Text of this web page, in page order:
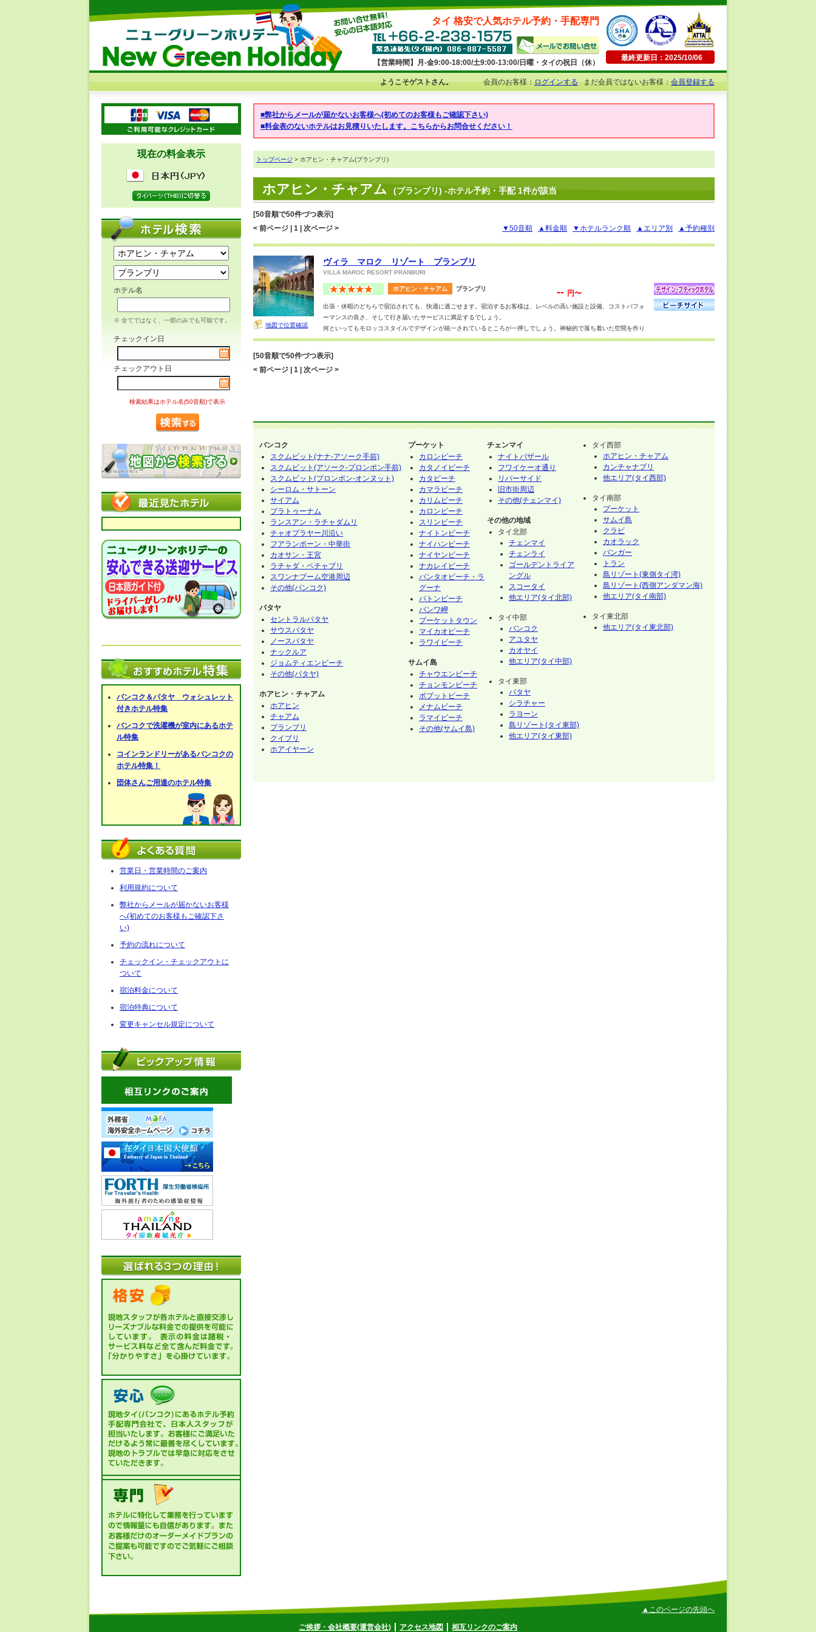
タイ 格安で人気ホテル予約・手配専門
【営業時間】月-金9:00-18:00/土9:00-13:00/日曜・タイの祝日（休）
最終更新日：2025/10/06
ようこそゲストさん。 会員のお客様：ログインするまだ会員ではないお客様：会員登録する
現在の料金表示
ホテル名
※ 全てではなく、一部のみでも可能です。
チェックイン日
チェックアウト日
検索結果はホテル名(50音順)で表示
バンコク＆パタヤ ウォシュレット
付きホテル特集
バンコクで洗濯機が室内にあるホテ
ル特集
コインランドリーがあるバンコクの
ホテル特集！
団体さんご用達のホテル特集
営業日・営業時間のご案内
利用規約について
弊社からメールが届かないお客様
へ(初めてのお客様もご確認下さ
い)
予約の流れについて
チェックイン・チェックアウトに
ついて
宿泊料金について
宿泊特典について
変更キャンセル規定について
■弊社からメールが届かないお客様へ(初めてのお客様もご確認下さい)
■料金表のないホテルはお見積りいたします。こちらからお問合せください！
トップページ > ホアヒン・チャアム(プランブリ)
ホアヒン・チャアム (プランブリ) -ホテル予約・手配 1件が該当
[50音順で50件づつ表示]
< 前ページ | 1 | 次ページ >
▼50音順 ▲料金順 ▼ホテルランク順 ▲エリア別 ▲予約種別
地図で位置確認
ヴィラ マロク リゾート プランブリ
VILLA MAROC RESORT PRANBURI
出張・休暇のどちらで宿泊されても、快適に過ごせます。宿泊するお客様は、レベルの高い施設と設備、コストパフォ
ーマンスの良さ、そして行き届いたサービスに満足するでしょう。
何といってもモロッコスタイルでデザインが統一されているところが一押しでしょう。神秘的で落ち着いた空間を作り
出しています。
ー,スパ, ジム/フィットネス, 子供用プール, スチームルームを含む様々なスポーツ・レジャー施設を提供します。
ホアヒン・チャアム プランブリ -- 円〜
[50音順で50件づつ表示]
< 前ページ | 1 | 次ページ >
バンコク
スクムビット(ナナ-アソーク手前)
スクムビット(アソーク-プロンポン手前)
スクムビット(プロンポン-オンヌット)
シーロム・サトーン
サイアム
プラトゥーナム
ランスアン・ラチャダムリ
チャオプラヤー川沿い
フアランポーン・中華街
カオサン・王宮
ラチャダ・ペチャブリ
スワンナブーム空港周辺
その他(バンコク)
パタヤ
セントラルパタヤ
サウスパタヤ
ノースパタヤ
ナックルア
ジョムティエンビーチ
その他(パタヤ)
ホアヒン・チャアム
ホアヒン
チャアム
プランブリ
クイブリ
ホアイヤーン
プーケット
カロンビーチ
カタノイビーチ
カタビーチ
カマラビーチ
カリムビーチ
カロンビーチ
スリンビーチ
ナイトンビーチ
ナイハンビーチ
ナイヤンビーチ
ナカレイビーチ
バンタオビーチ・ラ
グーナ
パトンビーチ
パンワ岬
プーケットタウン
マイカオビーチ
ラワイビーチ
サムイ島
チャウエンビーチ
チョンモンビーチ
ボプットビーチ
メナムビーチ
ラマイビーチ
その他(サムイ島)
チェンマイ
ナイトバザール
フワイケーオ通り
リバーサイド
旧市街周辺
その他(チェンマイ)
その他の地域
タイ北部
チェンマイ
チェンライ
ゴールデントライア
ングル
スコータイ
他エリア(タイ北部)
タイ中部
バンコク
アユタヤ
カオヤイ
他エリア(タイ中部)
タイ東部
パタヤ
シラチャー
ラヨーン
島リゾート(タイ東部)
他エリア(タイ東部)
タイ西部
ホアヒン・チャアム
カンチャナブリ
他エリア(タイ西部)
タイ南部
プーケット
サムイ島
クラビ
カオラック
パンガー
トラン
島リゾート(東側タイ湾)
島リゾート(西側アンダマン海)
他エリア(タイ南部)
タイ東北部
他エリア(タイ東北部)
▲このページの先頭へ
ご挨拶・会社概要(運営会社) アクセス地図 相互リンクのご案内